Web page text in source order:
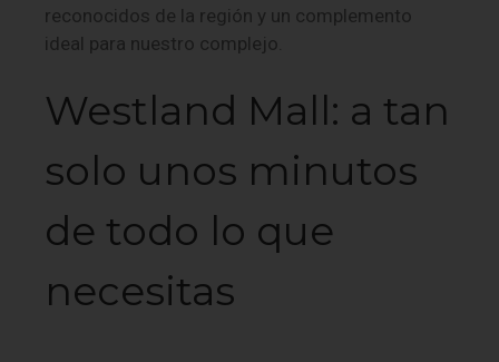
reconocidos de la región y un complemento
ideal para nuestro complejo.
Westland Mall: a tan
solo unos minutos
de todo lo que
necesitas